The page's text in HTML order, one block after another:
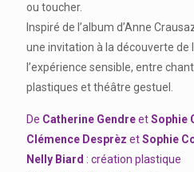
ou toucher.
Inspiré de l’album d’Anne
une invitation à la découverte de
l’expérience sensible, entre
plastiques et théâtre gestuel.
De Catherine GendreetSophie
Clémence Desprèz etSophie
Nelly Biard : création plastique